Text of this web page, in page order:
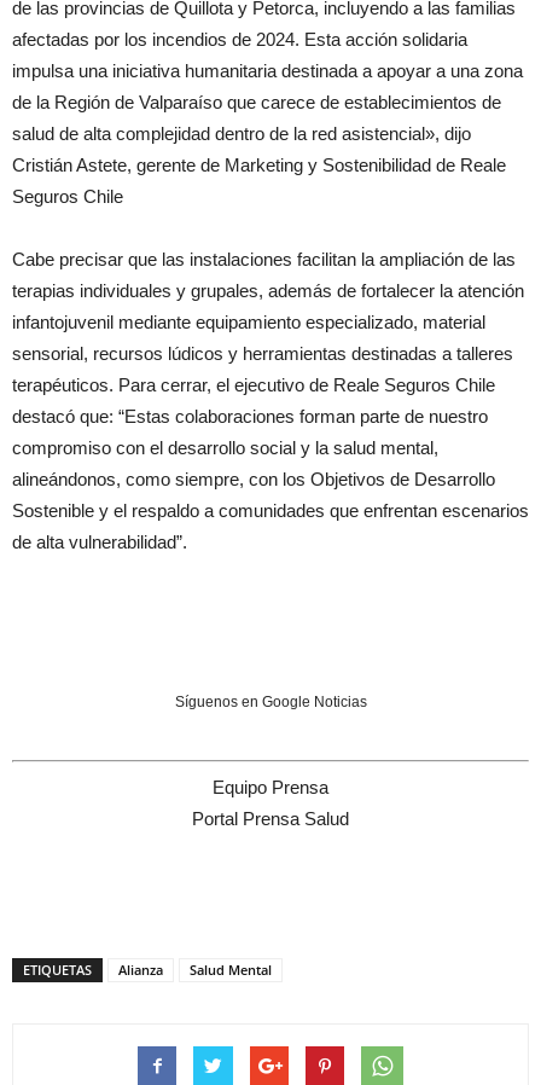
de las provincias de Quillota y Petorca, incluyendo a las familias
afectadas por los incendios de 2024. Esta acción solidaria
impulsa una iniciativa humanitaria destinada a apoyar a una zona
de la Región de Valparaíso que carece de establecimientos de
salud de alta complejidad dentro de la red asistencial», dijo
Cristián Astete, gerente de Marketing y Sostenibilidad de Reale
Seguros Chile
Cabe precisar que las instalaciones facilitan la ampliación de las
terapias individuales y grupales, además de fortalecer la atención
infantojuvenil mediante equipamiento especializado, material
sensorial, recursos lúdicos y herramientas destinadas a talleres
terapéuticos. Para cerrar, el ejecutivo de Reale Seguros Chile
destacó que: “Estas colaboraciones forman parte de nuestro
compromiso con el desarrollo social y la salud mental,
alineándonos, como siempre, con los Objetivos de Desarrollo
Sostenible y el respaldo a comunidades que enfrentan escenarios
de alta vulnerabilidad”.
Síguenos en Google Noticias
Equipo Prensa
Portal Prensa Salud
ETIQUETAS Alianza Salud Mental